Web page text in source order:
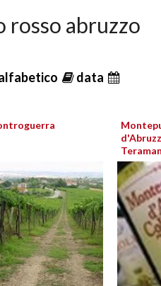
rosso abruzzo
data